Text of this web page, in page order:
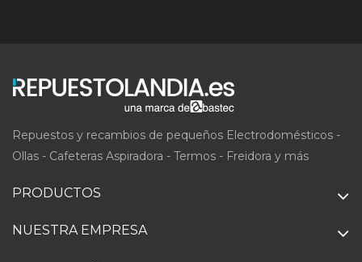
Repuestos y recambios de pequeños Electrodomésticos -
Ollas - Cafeteras Aspiradora - Termos - Freidora y más
PRODUCTOS
NUESTRA EMPRESA